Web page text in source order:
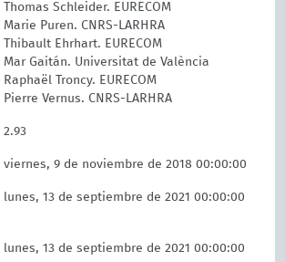
Thomas Schleider. EURECOM
Marie Puren. CNRS-LARHRA
Thibault Ehrhart. EURECOM
Mar Gaitán. Universitat de València
Raphaël Troncy. EURECOM
Pierre Vernus. CNRS-LARHRA
2.93
viernes, 9 de noviembre de 2018 00:00:00
lunes, 13 de septiembre de 2021 00:00:00
lunes, 13 de septiembre de 2021 00:00:00